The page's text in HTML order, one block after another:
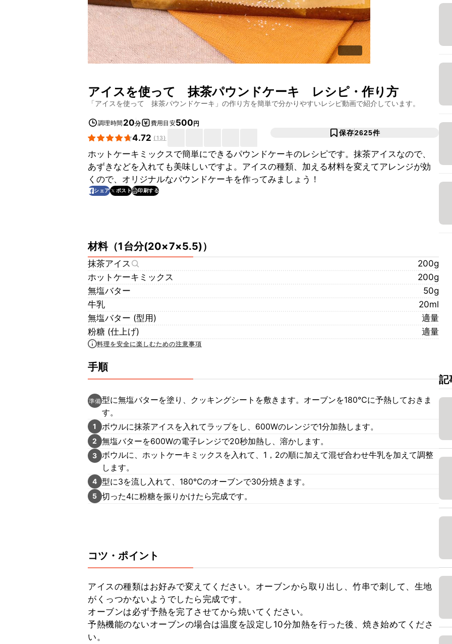
アイスを使って 抹茶パウンドケーキ レシピ・作り方
「アイスを使って 抹茶パウンドケーキ 」の作り方を簡単で分かりやすいレシピ動画で紹介しています。
調理時間 20分 費用目安500円
4.72 (13)
保存2625件
ホットケーキミックスで簡単にできるパウンドケーキのレシピです。抹茶アイスなので、
あずきなどを入れても美味しいですよ。アイスの種類、加える材料を変えてアレンジが効
くので、オリジナルなパウンドケーキを作ってみましょう！
シェア ポスト 印刷する
材料（1台分(20×7×5.5)）
抹茶アイス
200g
ホットケーキミックス
200g
無塩バター
50g
牛乳
20ml
無塩バター (型用)
適量
粉糖 (仕上げ)
適量
料理を安全に楽しむための注意事項
手順
準備型に無塩バターを塗り、クッキングシートを敷きます。オーブンを180℃に予熱しておきま
す。
1 ボウルに抹茶アイスを入れてラップをし、600Wのレンジで1分加熱します。
2 無塩バターを600Wの電子レンジで20秒加熱し、溶かします。
3 ボウルに、ホットケーキミックスを入れて、1，2の順に加えて混ぜ合わせ牛乳を加えて調整
します。
4 型に3を流し入れて、180℃のオーブンで30分焼きます。
5 切った4に粉糖を振りかけたら完成です。
コツ・ポイント
アイスの種類はお好みで変えてください。オーブンから取り出し、竹串で刺して、生地
がくっつかないようでしたら完成です。
オーブンは必ず予熱を完了させてから焼いてください。
予熱機能のないオーブンの場合は温度を設定し10分加熱を行った後、焼き始めてくださ
い。
記